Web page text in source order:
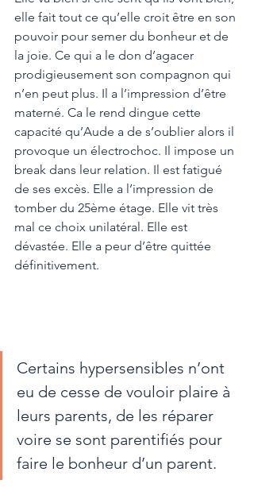
elle fait tout ce qu’elle croit être en son
pouvoir pour semer du bonheur et de
la joie. Ce qui a le don d’agacer
prodigieusement son compagnon qui
n’en peut plus. Il a l’impression d’être
materné. Ca le rend dingue cette
capacité qu’Aude a de s’oublier alors il
provoque un électrochoc. Il impose un
break dans leur relation. Il est fatigué
de ses excès. Elle a l’impression de
tomber du 25ème étage. Elle vit très
mal ce choix unilatéral. Elle est
dévastée. Elle a peur d’être quittée
définitivement.
Certains hypersensibles n’ont
eu de cesse de vouloir plaire à
leurs parents, de les réparer
voire se sont parentifiés pour
faire le bonheur d’un parent.